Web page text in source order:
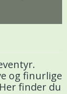
og finurlige
finder du